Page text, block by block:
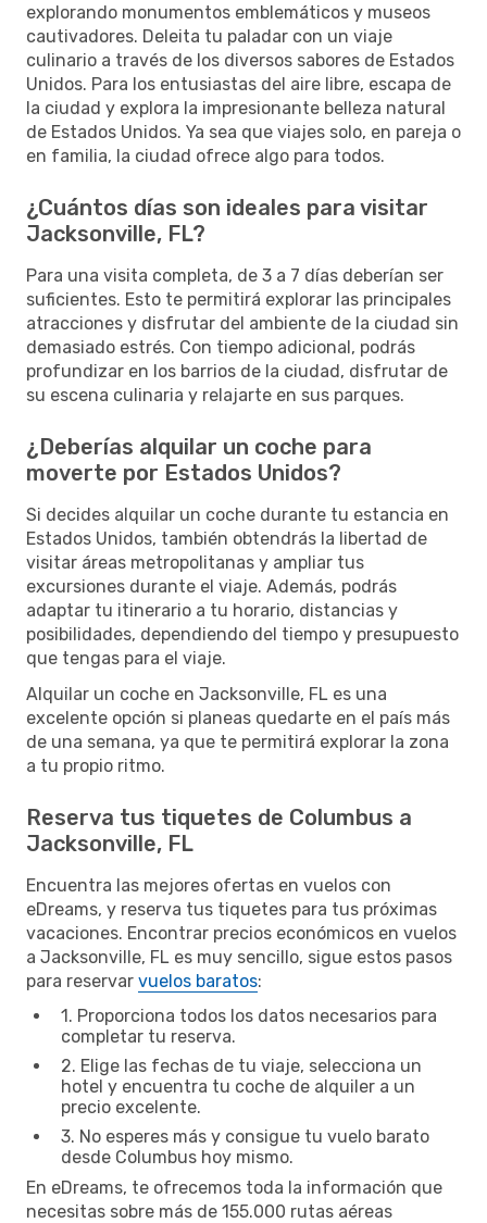
explorando monumentos emblemáticos y museos
cautivadores. Deleita tu paladar con un viaje
culinario a través de los diversos sabores de Estados
Unidos. Para los entusiastas del aire libre, escapa de
la ciudad y explora la impresionante belleza natural
de Estados Unidos. Ya sea que viajes solo, en pareja o
en familia, la ciudad ofrece algo para todos.
¿Cuántos días son ideales para visitar
Jacksonville, FL?
Para una visita completa, de 3 a 7 días deberían ser
suficientes. Esto te permitirá explorar las principales
atracciones y disfrutar del ambiente de la ciudad sin
demasiado estrés. Con tiempo adicional, podrás
profundizar en los barrios de la ciudad, disfrutar de
su escena culinaria y relajarte en sus parques.
¿Deberías alquilar un coche para
moverte por Estados Unidos?
Si decides alquilar un coche durante tu estancia en
Estados Unidos, también obtendrás la libertad de
visitar áreas metropolitanas y ampliar tus
excursiones durante el viaje. Además, podrás
adaptar tu itinerario a tu horario, distancias y
posibilidades, dependiendo del tiempo y presupuesto
que tengas para el viaje.
Alquilar un coche en Jacksonville, FL es una
excelente opción si planeas quedarte en el país más
de una semana, ya que te permitirá explorar la zona
a tu propio ritmo.
Reserva tus tiquetes de Columbus a
Jacksonville, FL
Encuentra las mejores ofertas en vuelos con
eDreams, y reserva tus tiquetes para tus próximas
vacaciones. Encontrar precios económicos en vuelos
a Jacksonville, FL es muy sencillo, sigue estos pasos
para reservar vuelos baratos:
1. Proporciona todos los datos necesarios para
completar tu reserva.
2. Elige las fechas de tu viaje, selecciona un
hotel y encuentra tu coche de alquiler a un
precio excelente.
3. No esperes más y consigue tu vuelo barato
desde Columbus hoy mismo.
En eDreams, te ofrecemos toda la información que
necesitas sobre más de 155.000 rutas aéreas